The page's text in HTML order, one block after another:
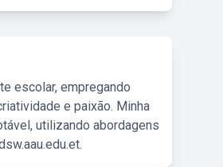
escolar, empregando
e paixão. Minha
utilizando abordagens